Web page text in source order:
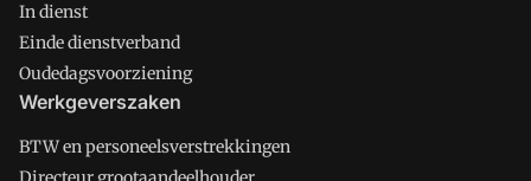
In dienst
Einde dienstverband
Oudedagsvoorziening
Werkgeverszaken
BTW en personeelsverstrekkingen